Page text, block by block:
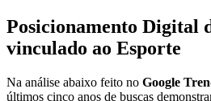
Posicionamento Digital
vinculado ao Esporte
Na análise abaixo feito no Google
últimos cinco anos de buscas